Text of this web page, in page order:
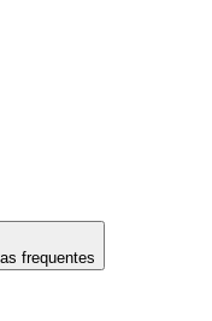
frequentes